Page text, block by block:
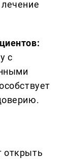
с
открыть